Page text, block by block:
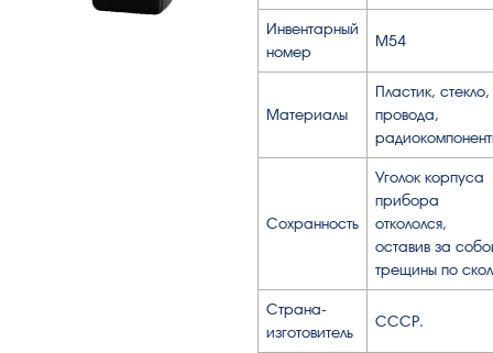
Инвентарный
номер
М54
Материалы
Пластик, стекло,
провода,
Сохранность
Уголок корпуса
прибора
откололся,
оставив за
трещины по
Страна-
изготовитель
СССР.